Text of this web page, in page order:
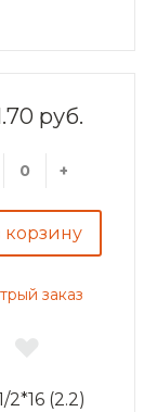
руб.
+
корзину
заказ
(2.2)